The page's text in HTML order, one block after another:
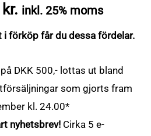
kr. inkl. 25% moms
i förköp får du dessa fördelar.
DKK 500,- lottas ut bland
som gjorts fram
kl. 24.00*
nyhetsbrev! Cirka 5 e-